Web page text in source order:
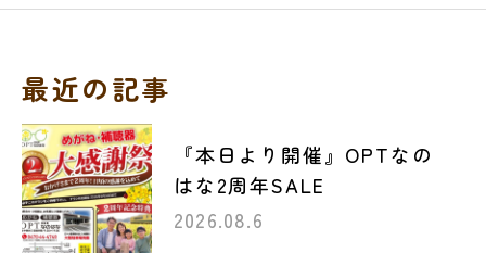
最近の記事
『本日より開催』OPTなの
はな2周年SALE
2026.08.6